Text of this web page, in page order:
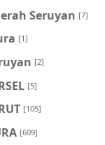
Seruyan [7]
[1]
[2]
[5]
[105]
[609]